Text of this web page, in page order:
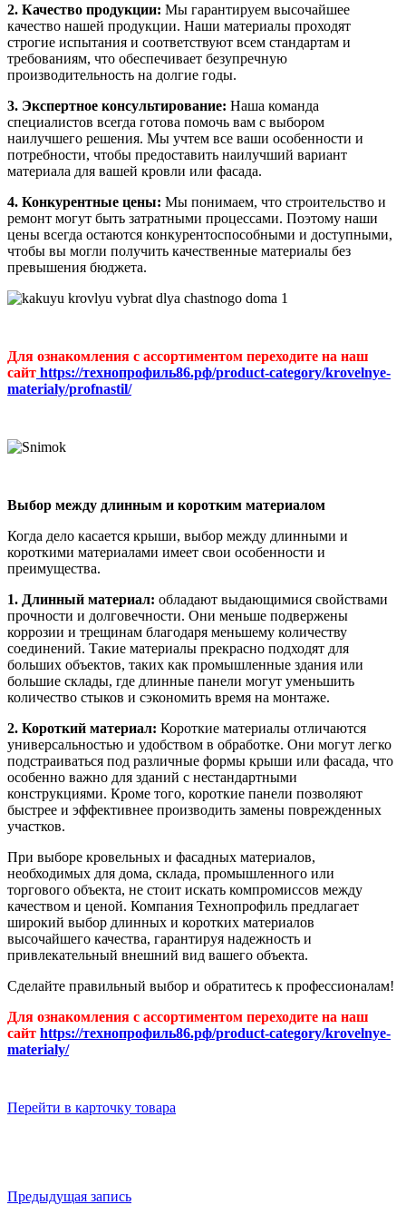
2. Качество продукции: Мы гарантируем высочайшее
качество нашей продукции. Наши материалы проходят
строгие испытания и соответствуют всем стандартам и
требованиям, что обеспечивает безупречную
производительность на долгие годы.
3. Экспертное консультирование: Наша команда
специалистов всегда готова помочь вам с выбором
наилучшего решения. Мы учтем все ваши особенности и
потребности, чтобы предоставить наилучший вариант
материала для вашей кровли или фасада.
4. Конкурентные цены: Мы понимаем, что строительство и
ремонт могут быть затратными процессами. Поэтому наши
цены всегда остаются конкурентоспособными и доступными,
чтобы вы могли получить качественные материалы без
превышения бюджета.
Для ознакомления с ассортиментом переходите на наш
сайт https://технопрофиль86.рф/product-category/krovelnye-
materialy/profnastil/
Выбор между длинным и коротким материалом
Когда дело касается крыши, выбор между длинными и
короткими материалами имеет свои особенности и
преимущества.
1. Длинный материал: обладают выдающимися свойствами
прочности и долговечности. Они меньше подвержены
коррозии и трещинам благодаря меньшему количеству
соединений. Такие материалы прекрасно подходят для
больших объектов, таких как промышленные здания или
большие склады, где длинные панели могут уменьшить
количество стыков и сэкономить время на монтаже.
2. Короткий материал: Короткие материалы отличаются
универсальностью и удобством в обработке. Они могут легко
подстраиваться под различные формы крыши или фасада, что
особенно важно для зданий с нестандартными
конструкциями. Кроме того, короткие панели позволяют
быстрее и эффективнее производить замены поврежденных
участков.
При выборе кровельных и фасадных материалов,
необходимых для дома, склада, промышленного или
торгового объекта, не стоит искать компромиссов между
качеством и ценой. Компания Технопрофиль предлагает
широкий выбор длинных и коротких материалов
высочайшего качества, гарантируя надежность и
привлекательный внешний вид вашего объекта.
Сделайте правильный выбор и обратитесь к профессионалам!
Для ознакомления с ассортиментом переходите на наш
сайт https://технопрофиль86.рф/product-category/krovelnye-
materialy/
Перейти в карточку товара
Предыдущая запись